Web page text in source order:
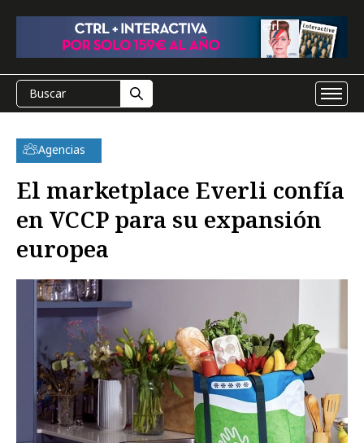
Agencias
El marketplace Everli confía
en VCCP para su expansión
europea